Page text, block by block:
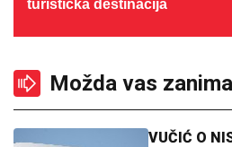
turistička destinacija
Možda vas zanima
VUČIĆ O